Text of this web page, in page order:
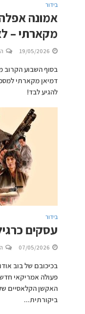
בידור
אמונה
מקארתי –
19/05/2026
בסוף השבוע
דמיאן מקארתי
להגיע לבד!
בידור
עסקים
07/05/2026
בכיכובם של בוב
פעולה אמריקאי
האקשן הקלאסיים
ביקורתית...